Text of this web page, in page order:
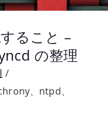
ること –
の整理
、ntpd、